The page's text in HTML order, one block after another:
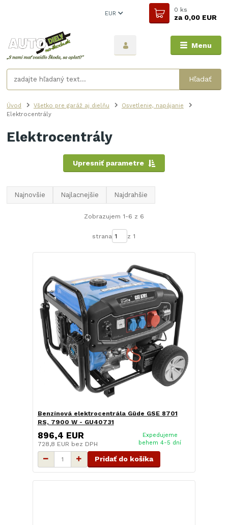
Menu
EUR
Hľadať
0 ks
za0,00 EUR
Úvod Všetko pre garáž aj dielňu
Osvetlenie, napájanie
Elektrocentrály
Elektrocentrály
Upresniť parametre
Najnovšie Najlacnejšie Najdrahšie
Zobrazujem 1-6 z 6
strana z 1
Benzínová elektrocentrála Güde GSE 8701
RS, 7900 W - GU40731
896,4 EUR
728,8 EUR bez DPH
Expedujeme
behem 4-5 dní
Pridať do košíka